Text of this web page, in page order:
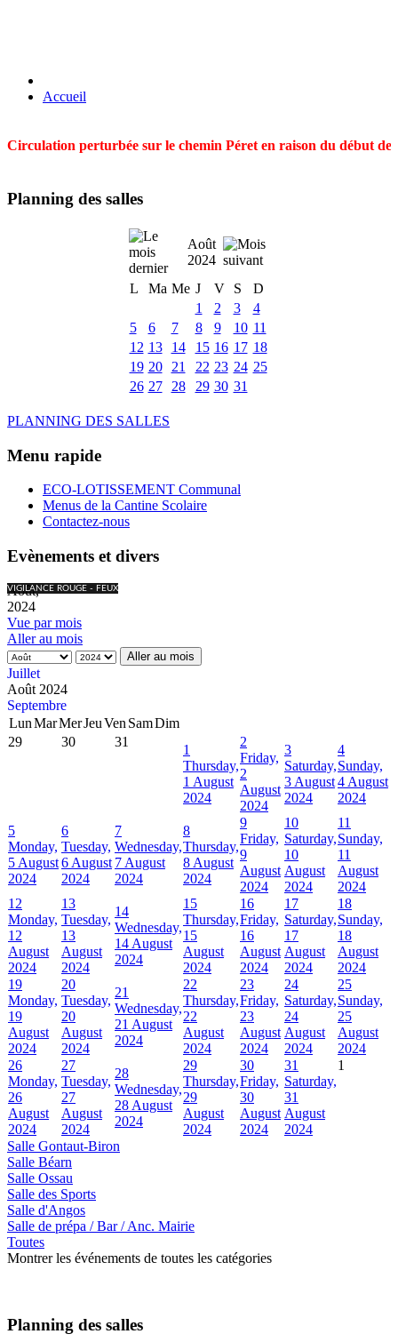
Accueil
Circulation perturbée sur le chemin Péret en raison du début
Planning des salles
Août
2024
L
Ma Me J V S
D
1
2 3
4
5
6 7 8 9 10 11
12 13 14 15 16 17 18
19 20 21 22 23 24 25
26 27 28 29 30 31
PLANNING DES SALLES
Menu rapide
ECO-LOTISSEMENT Communal
Menus de la Cantine Scolaire
Contactez-nous
Evènements et divers
VIGILANCE ROUGE - FEUX
Août,
2024
Vue par mois
Aller au mois
Aller au mois
Juillet
Août 2024
Septembre
LunMarMerJeuVen SamDim
29
30 31
1
Thursday,
1 August
2024
2
Friday,
2
August
2024
3
Saturday,
3 August
2024
4
Sunday,
4 August
2024
5
Monday,
5 August
2024
6
Tuesday,
6 August
2024
7
Wednesday,
7 August
2024
8
Thursday,
8 August
2024
9
Friday,
9
August
2024
10
Saturday,
10
August
2024
11
Sunday,
11
August
2024
12
Monday,
12
August
2024
13
Tuesday,
13
August
2024
14
Wednesday,
14 August
2024
15
Thursday,
15
August
2024
16
Friday,
16
August
2024
17
Saturday,
17
August
2024
18
Sunday,
18
August
2024
19
Monday,
19
August
2024
20
Tuesday,
20
August
2024
21
Wednesday,
21 August
2024
22
Thursday,
22
August
2024
23
Friday,
23
August
2024
24
Saturday,
24
August
2024
25
Sunday,
25
August
2024
26
Monday,
26
August
2024
27
Tuesday,
27
August
2024
28
Wednesday,
28 August
2024
29
Thursday,
29
August
2024
30
Friday,
30
August
2024
31
Saturday,
31
August
2024
1
Salle Gontaut-Biron
Salle Béarn
Salle Ossau
Salle des Sports
Salle d'Angos
Salle de prépa / Bar / Anc. Mairie
Toutes
Montrer les événements de toutes les catégories
Planning des salles